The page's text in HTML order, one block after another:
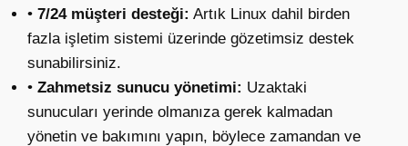
• 7/24 müşteri desteği: Artık Linux dahil birden
fazla işletim sistemi üzerinde gözetimsiz destek
sunabilirsiniz.
• Zahmetsiz sunucu yönetimi: Uzaktaki
sunucuları yerinde olmanıza gerek kalmadan
yönetin ve bakımını yapın, böylece zamandan ve